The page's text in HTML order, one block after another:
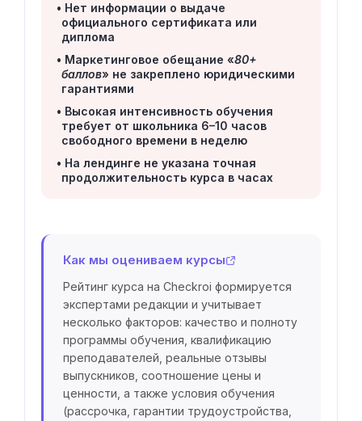
Нет информации о выдаче
официального сертификата или
диплома
Маркетинговое обещание «80+
баллов» не закреплено юридическими
гарантиями
Высокая интенсивность обучения
требует от школьника 6–10 часов
свободного времени в неделю
На лендинге не указана точная
продолжительность курса в часах
Как мы оцениваем курсы
Рейтинг курса на Checkroi формируется
экспертами редакции и учитывает
несколько факторов: качество и полноту
программы обучения, квалификацию
преподавателей, реальные отзывы
выпускников, соотношение цены и
ценности, а также условия обучения
(рассрочка, гарантии трудоустройства,